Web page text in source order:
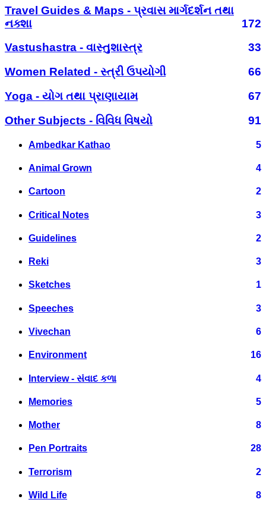
Travel Guides & Maps - પ્રવાસ માર્ગદર્શન તથા
નક્શા
172
Vastushastra - વાસ્તુશાસ્ત્ર
33
Women Related - સ્ત્રી ઉપયોગી
66
Yoga - યોગ તથા પ્રાણાયામ
67
Other Subjects - વિવિધ વિષયો
91
Ambedkar Kathao 5
Animal Grown 4
Cartoon 2
Critical Notes 3
Guidelines 2
Reki 3
Sketches 1
Speeches 3
Vivechan 6
Environment 16
Interview - સંવાદ કળા 4
Memories 5
Mother 8
Pen Portraits 28
Terrorism 2
Wild Life 8